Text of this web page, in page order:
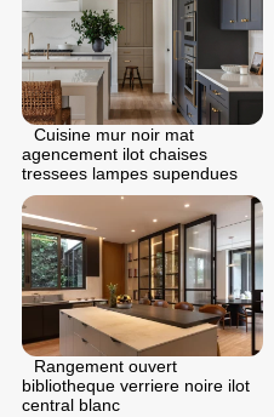
Cuisine mur noir mat
agencement ilot chaises
tressees lampes supendues
Rangement ouvert
bibliotheque verriere noire ilot
central blanc